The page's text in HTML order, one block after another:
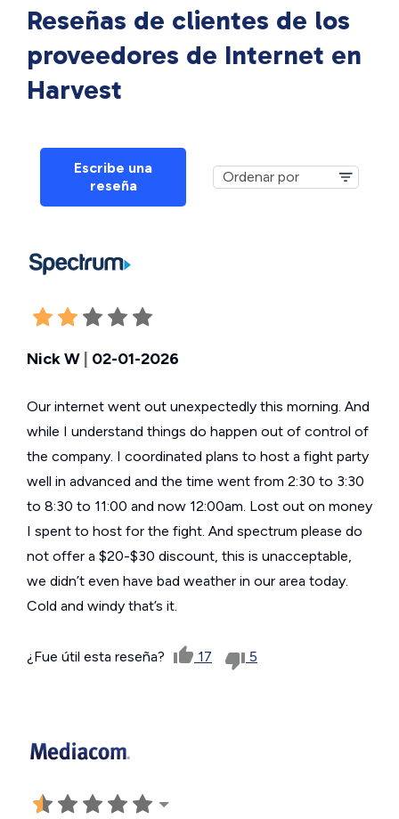
Reseñas de clientes de los
proveedores de Internet en
Harvest
Escribe una
reseña
Nick W 02-01-2026
Our internet went out unexpectedly this morning. And
while I understand things do happen out of control of
the company. I coordinated plans to host a fight party
well in advanced and the time went from 2:30 to 3:30
to 8:30 to 11:00 and now 12:00am. Lost out on money
I spent to host for the fight. And spectrum please do
not offer a $20-$30 discount, this is unacceptable,
we didn’t even have bad weather in our area today.
Cold and windy that’s it.
¿Fue útil esta reseña? 17 5